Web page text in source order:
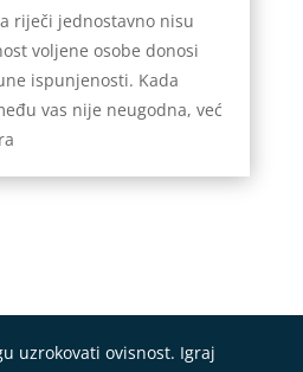
riječi jednostavno nisu
voljene osobe donosi
ispunjenosti. Kada
vas nije neugodna, već
uzrokovati ovisnost. Igraj